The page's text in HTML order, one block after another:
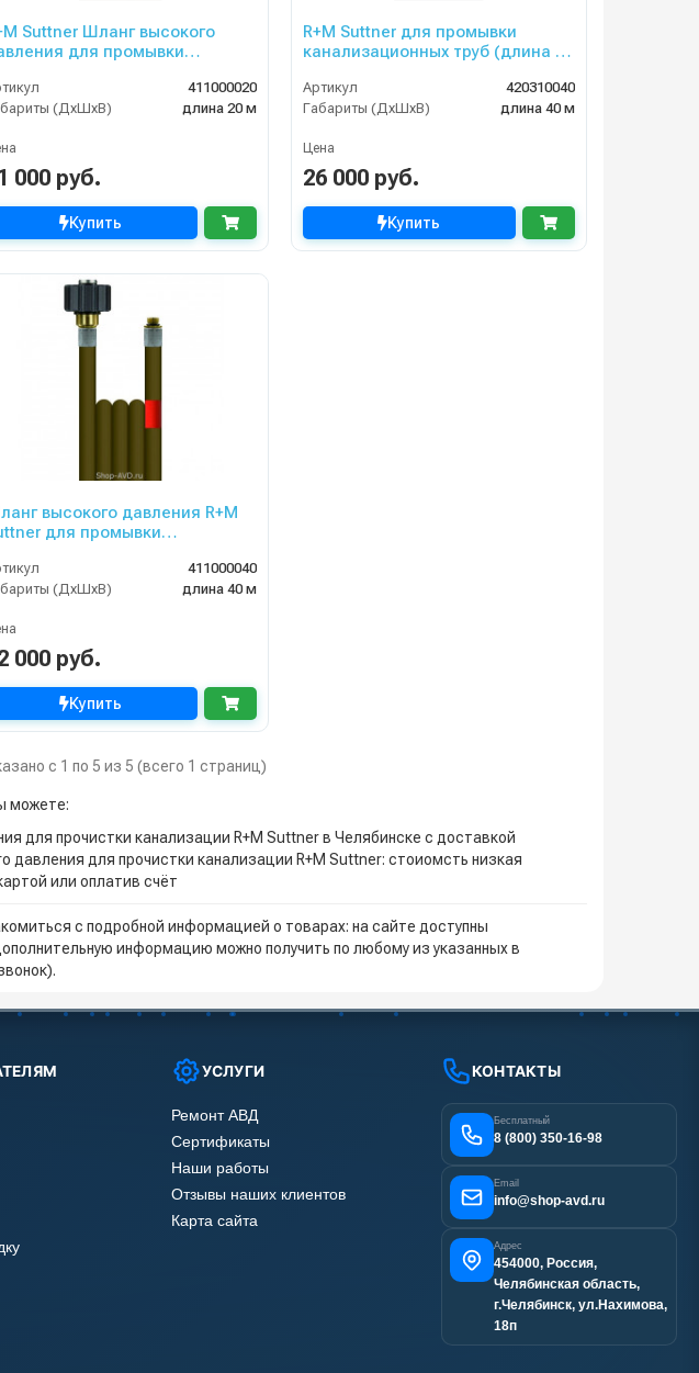
Suttner Шланг высокого
для промывки
411000020
(ДхШхВ)
длина 20 м
000 руб.
Купить
R+M Suttner для промывки
канализационных труб (длина —
Артикул
420310040
Габариты (ДхШхВ)
длина 40 м
Цена
26 000 руб.
Купить
высокого давления R+M
для промывки
м, диаметр 4 мм)
411000040
(ДхШхВ)
длина 40 м
000 руб.
Купить
с 1 по 5 из 5 (всего 1 страниц)
можете:
для прочистки канализации R+M Suttner в Челябинске с доставкой
давления для прочистки канализации R+M Suttner: стоиомсть низкая
или оплатив счёт
с подробной информацией о товарах: на сайте доступны
информацию можно получить по любому из указанных в
УСЛУГИ
Ремонт АВД
Сертификаты
Наши работы
Отзывы наших клиентов
Карта сайта
КОНТАКТЫ
Бесплатный
8 (800) 350-16-98
Email
info@shop-avd.ru
Адрес
454000, Россия,
Челябинская область,
г.Челябинск, ул.Нахимова,
18п